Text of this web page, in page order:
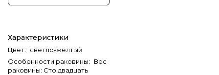
Характеристики
Цвет: светло-желтый
Особенности раковины: Вес
раковины: Сто двадцать